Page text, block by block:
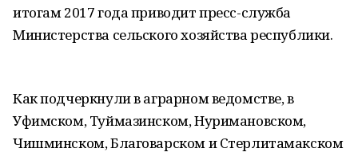
итогам 2017 года приводит пресс-служба
Министерства сельского хозяйства республики.
Как подчеркнули в аграрном ведомстве, в
Уфимском, Туймазинском, Нуримановском,
Чишминском, Благоварском и Стерлитамакском